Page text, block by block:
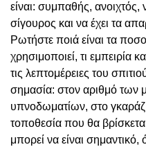
είναι: συμπαθής, ανοιχτός,
σίγουρος και να έχει τα
Ρωτήστε ποιά είναι τα
χρησιμοποιεί, τι εμπειρία
τις λεπτομέρειες του
σημασία: στον αριθμό των
υπνοδωματίων, στο γκαράζ
τοποθεσία που θα
μπορεί να είναι